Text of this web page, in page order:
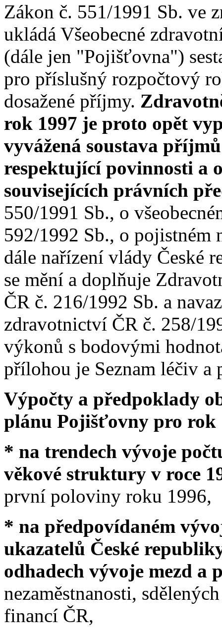
Zákon č. 551/1991 Sb. ve
ukládá Všeobecné
(dále jen "Pojišťovna")
pro příslušný rozpočtový
dosažené příjmy.
rok 1997 je proto opět
vyvážená soustava
respektující povinnosti a
souvisejících právních
550/1991 Sb., o
592/1992 Sb., o pojistném
dále nařízení vlády České
se mění a doplňuje
ČR č. 216/1992 Sb. a
zdravotnictví ČR č. 258/
výkonů s bodovými
přílohou je Seznam léčiv a
Výpočty a předpoklady
plánu Pojišťovny pro rok
* na trendech vývoje
věkové struktury v roce
první poloviny roku 1996,
* na předpovídaném
ukazatelů České
odhadech vývoje mezd a
nezaměstnanosti,
financí ČR,